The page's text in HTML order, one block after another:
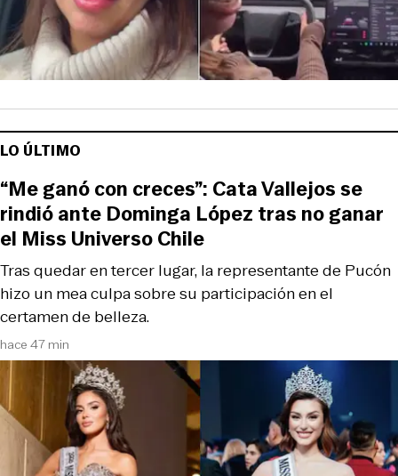
LO ÚLTIMO
hace 47 min
Tras quedar en tercer lugar, la representante de Pucón
hizo un mea culpa sobre su participación en el
certamen de belleza.
“Me ganó con creces”: Cata Vallejos se
rindió ante Dominga López tras no ganar
el Miss Universo Chile